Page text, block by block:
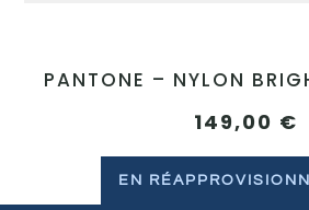
PANTONE – NYLON
149,00 €
EN